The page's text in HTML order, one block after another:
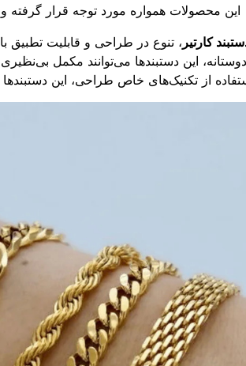
این محصولات همواره مورد توجه قرار گرفته
کارتیر ، تنوع در طراحی و قابلیت
این دستبندها می‌توانند مکمل
از تکنیک‌های خاص طراحی، این